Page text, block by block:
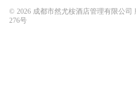
© 2026 成都市然尤桉酒店管理有限公司
276号